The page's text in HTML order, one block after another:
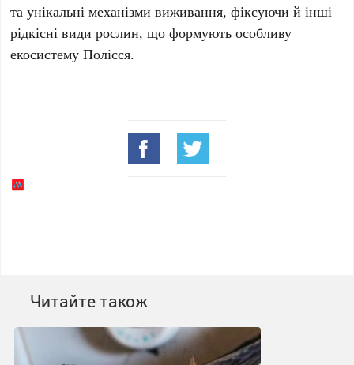
та унікальні механізми виживання, фіксуючи й інші
рідкісні види рослин, що формують особливу
екосистему Полісся.
Читайте також